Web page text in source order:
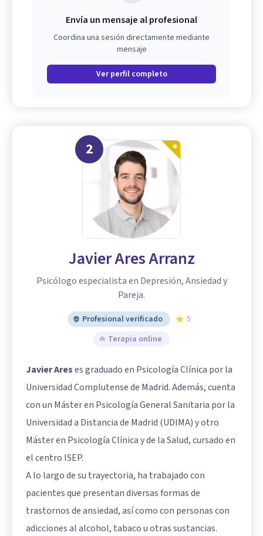
Envía un mensaje al profesional
Coordina una sesión directamente mediante
mensaje
Ver perfil completo
2
Javier Ares Arranz
Psicólogo especialista en Depresión, Ansiedad y
Pareja.
Profesional verificado
5
Terapia online
Javier Areses graduado en Psicología Clínica por la
Universidad Complutense de Madrid. Además, cuenta
con un Máster en Psicología General Sanitaria por la
Universidad a Distancia de Madrid (UDIMA) y otro
Máster en Psicología Clínica y de la Salud, cursado en
el centro ISEP.
A lo largo de su trayectoria, ha trabajado con
pacientes que presentan diversas formas de
trastornos de ansiedad, así como con personas con
adicciones al alcohol, tabaco u otras sustancias.